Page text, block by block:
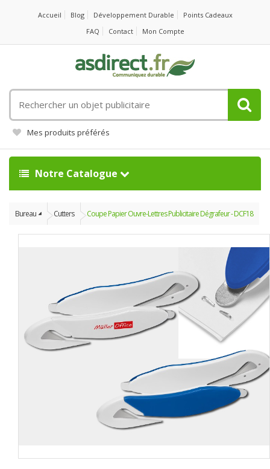
Accueil Blog Développement Durable
Points Cadeaux
FAQ
Contact Mon Compte
un
objet
publicitaire
Mes produits préférés
Notre Catalogue
Bureau Cutters Coupe Papier Ouvre-Lettres Publicitaire Dégrafeur - DCF18